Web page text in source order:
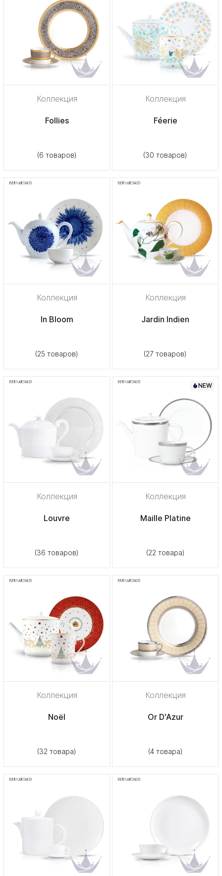
Коллекция
Follies
(6 товаров)
Коллекция
Féerie
(30 товаров)
Коллекция
In Bloom
(25 товаров)
Коллекция
Jardin Indien
(27 товаров)
Коллекция
Louvre
(36 товаров)
NEW
Коллекция
Maille Platine
(22 товара)
Коллекция
Noël
(32 товара)
Коллекция
Or D'Azur
(4 товара)